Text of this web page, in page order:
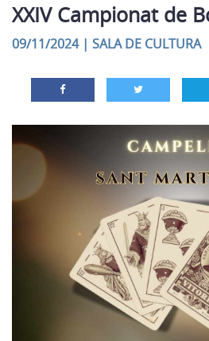
XXIV Campionat de
09/11/2024| SALA DE CULTURA